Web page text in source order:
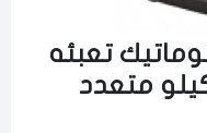
تعبئه
سعه الغسيل 11 كيلو متعدد